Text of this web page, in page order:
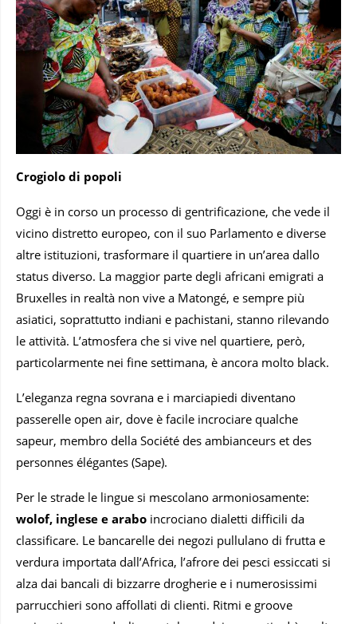
Crogiolo di popoli
Oggi è in corso un processo di gentrificazione, che vede il
vicino distretto europeo, con il suo Parlamento e diverse
altre istituzioni, trasformare il quartiere in un’area dallo
status diverso. La maggior parte degli africani emigrati a
Bruxelles in realtà non vive a Matongé, e sempre più
asiatici, soprattutto indiani e pachistani, stanno rilevando
le attività. L’atmosfera che si vive nel quartiere, però,
particolarmente nei fine settimana, è ancora molto black.
L’eleganza regna sovrana e i marciapiedi diventano
passerelle open air, dove è facile incrociare qualche
sapeur, membro della Société des ambianceurs et des
personnes élégantes (Sape).
Per le strade le lingue si mescolano armoniosamente:
wolof, inglese e arabo incrociano dialetti difficili da
classificare. Le bancarelle dei negozi pullulano di frutta e
verdura importata dall’Africa, l’afrore dei pesci essiccati si
alza dai bancali di bizzarre drogherie e i numerosissimi
parrucchieri sono affollati di clienti. Ritmi e groove